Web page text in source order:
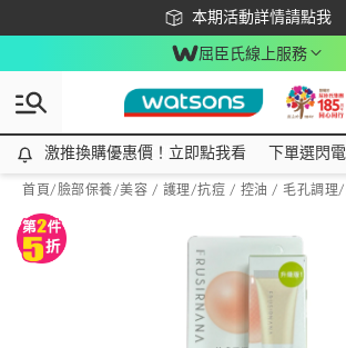
本期活動詳情請點我
下載app最高回饋$350
屈臣氏線上服務
激推換購優惠價！立即點我看
激推換購優惠價！立即點我看 下單選閃
首頁/臉部保養/美容 / 護理/抗痘 / 控油 / 毛孔調理/